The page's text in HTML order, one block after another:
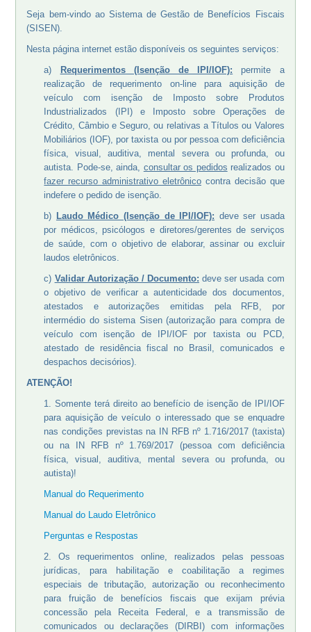
Seja bem-vindo ao Sistema de Gestão de Benefícios Fiscais
(SISEN).
Nesta página internet estão disponíveis os seguintes serviços:
a)
Requerimentos (Isenção de IPI/IOF):
permite a
realização de requerimento on-line para aquisição de
veículo com isenção de Imposto sobre Produtos
Industrializados (IPI) e Imposto sobre Operações de
Crédito, Câmbio e Seguro, ou relativas a Títulos ou Valores
Mobiliários (IOF), por taxista ou por pessoa com deficiência
física, visual, auditiva, mental severa ou profunda, ou
autista. Pode-se, ainda, consultar os pedidos realizados ou
fazer recurso administrativo eletrônico contra decisão que
indefere o pedido de isenção.
b)
Laudo Médico (Isenção de IPI/IOF): deve ser usada
por médicos, psicólogos e diretores/gerentes de serviços
de saúde, com o objetivo de elaborar, assinar ou excluir
laudos eletrônicos.
c) Validar Autorização / Documento: deve ser usada com
o objetivo de verificar a autenticidade dos documentos,
atestados e autorizações emitidas pela RFB, por
intermédio do sistema Sisen (autorização para compra de
veículo com isenção de IPI/IOF por taxista ou PCD,
atestado de residência fiscal no Brasil, comunicados e
despachos decisórios).
ATENÇÃO!
1. Somente terá direito ao benefício de isenção de IPI/IOF
para aquisição de veículo o interessado que se enquadre
nas condições previstas na IN RFB nº 1.716/2017 (taxista)
ou na IN RFB nº 1.769/2017 (pessoa com deficiência
física, visual, auditiva, mental severa ou profunda, ou
autista)!
Manual do Requerimento
Manual do Laudo Eletrônico
Perguntas e Respostas
2. Os requerimentos online, realizados pelas pessoas
jurídicas, para habilitação e coabilitação a regimes
especiais de tributação, autorização ou reconhecimento
para fruição de benefícios fiscais que exijam prévia
concessão pela Receita Federal, e a transmissão de
comunicados ou declarações (DIRBI) com informações